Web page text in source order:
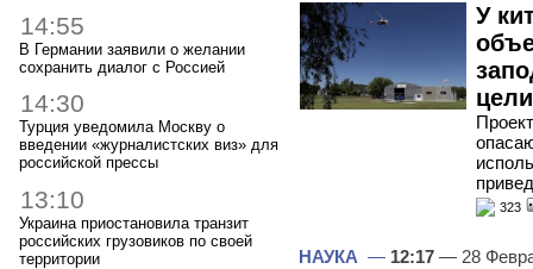
14:55
В Германии заявили о желании
сохранить диалог с Россией
14:30
Турция уведомила Москву о
введении «журналистских виз» для
российской прессы
13:10
Украина приостановила транзит
российских грузовиков по своей
территории
У
цели
323
НАУКА — 12:17 — 28